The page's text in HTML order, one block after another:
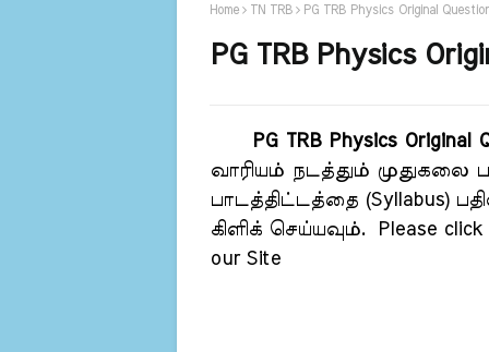
Home TN TRB PG TRB Physics Original
PG TRB Physics
PG TRB Physics
வாரியம் நடத்தும் முதுகலை
பாடத்திட்டத்தை (Syllabus)
கிளிக் செய்யவும். Please
our Site